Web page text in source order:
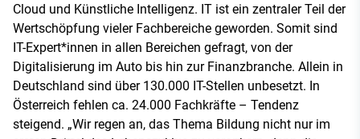
Cloud und Künstliche Intelligenz. IT ist ein zentraler Teil der
Wertschöpfung vieler Fachbereiche geworden. Somit sind
IT-Expert*innen in allen Bereichen gefragt, von der
Digitalisierung im Auto bis hin zur Finanzbranche. Allein in
Deutschland sind über 130.000 IT-Stellen unbesetzt. In
Österreich fehlen ca. 24.000 Fachkräfte – Tendenz
steigend. „Wir regen an, das Thema Bildung nicht nur im